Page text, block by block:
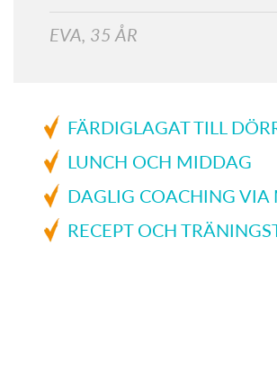
EVA, 35 ÅR
FÄRDIGLAGAT TILL
LUNCH OCH MIDDAG
DAGLIG COACHING VIA
RECEPT OCH